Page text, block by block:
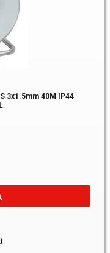
3x1.5mm 40M IP44